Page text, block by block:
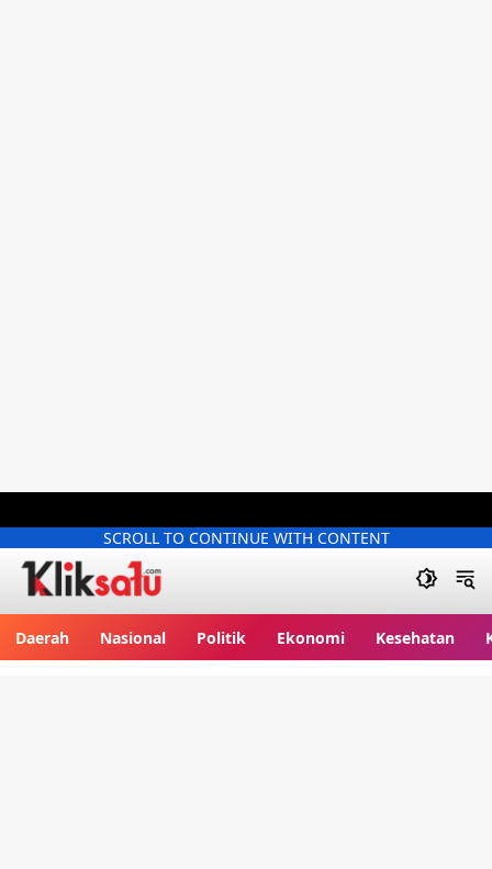
SCROLL TO CONTINUE WITH CONTENT
Daerah Nasional Politik Ekonomi Kesehatan